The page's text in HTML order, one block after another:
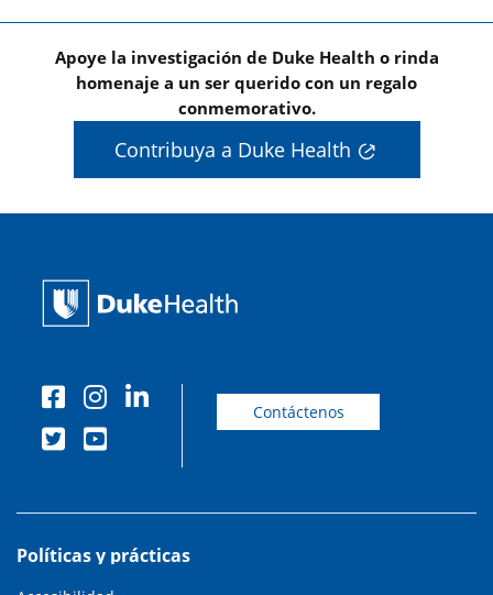
Apoye la investigación de Duke Health o rinda
homenaje a un ser querido con un regalo
conmemorativo.
Contribuya a Duke Health
Contáctenos
Políticas y prácticas